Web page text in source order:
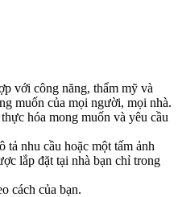
với công năng, thẩm mỹ và
muốn của mọi người, mọi nhà.
hóa mong muốn và yêu cầu
nhu cầu hoặc một tấm ảnh
lắp đặt tại nhà bạn chỉ trong
cách của bạn.